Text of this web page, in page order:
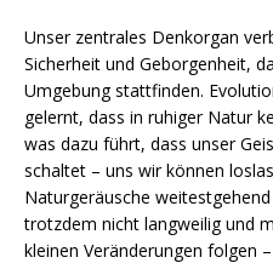
Unser zentrales Denkorgan
Sicherheit und Geborgenheit,
Umgebung stattfinden.
gelernt, dass in ruhiger Natur
was dazu führt, dass unser
schaltet – uns wir können
Naturgeräusche
trotzdem nicht langweilig und
kleinen Veränderungen folgen